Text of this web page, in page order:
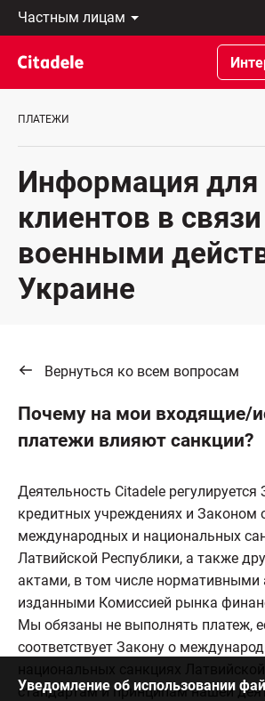
Частным
лицам
Предприятиям
Private
Banking
банке
ru
Latviski
По-
русски
In
ПЛАТЕЖИ
Информация для
клиентов в
военными
Украине
Вернуться ко всем вопросам
Почему на мои входящие/
платежи влияют санкции?
Деятельность Citadele
кредитных учреждениях и Законом
международных и национальных
Латвийской Республики, а также
актами, в том числе нормативными
изданными Комиссией рынка
Мы обязаны не выполнять платеж,
соответствует Закону о
стандартам и принципам нашей
Уведомление об использовании